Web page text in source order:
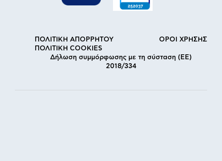
ΠΟΛΙΤΙΚΗ ΑΠΟΡΡΗΤΟΥ
ΟΡΟΙ ΧΡΗΣΗΣ
ΠΟΛΙΤΙΚΗ COOKIES
Δήλωση συμμόρφωσης με τη σύσταση (ΕΕ)
2018/334